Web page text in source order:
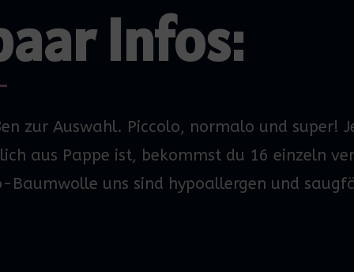
Infos:
zur Auswahl. Piccolo, normalo und super!J
aus Pappe ist, bekommst du 16 einzeln
Baumwolle uns sind hypoallergen und